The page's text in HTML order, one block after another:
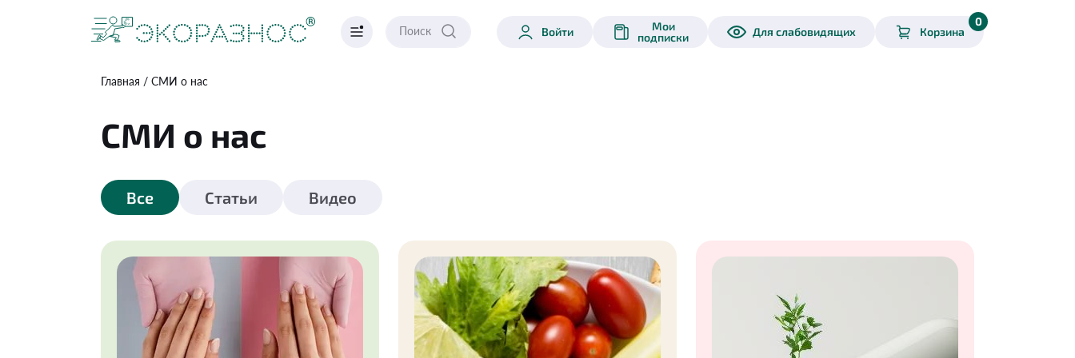
Войти
Мои
подписки
Для слабовидящих Корзина
0
Главная СМИ о нас
СМИ о нас
Все Статьи Видео